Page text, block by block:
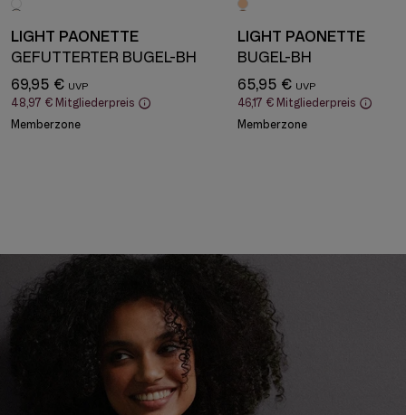
LIGHT PAONETTE
GEFÜTTERTER BÜGEL-BH
69,95 €
48,97 € Mitgliederpreis
Memberzone
LIGHT PAONETTE
BÜGEL-BH
65,95 €
46,17 € Mitgliederpreis
Memberzone